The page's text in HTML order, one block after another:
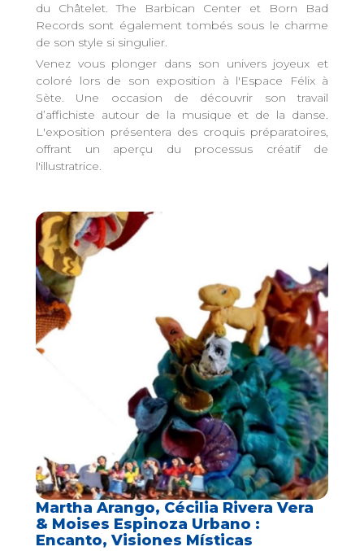
du Châtelet. The Barbican Center et Born Bad
Records sont également tombés sous le charme
de son style si singulier.
Venez vous plonger dans son univers joyeux et
coloré lors de son exposition à l'Espace Félix à
Sète. Une occasion de découvrir son travail
d’affichiste autour de la musique et de la danse.
L'exposition présentera des croquis préparatoires,
offrant un aperçu du processus créatif de
l'illustratrice.
Martha Arango, Cécilia Rivera Vera
& Moises Espinoza Urbano :
Encanto, Visiones Místicas